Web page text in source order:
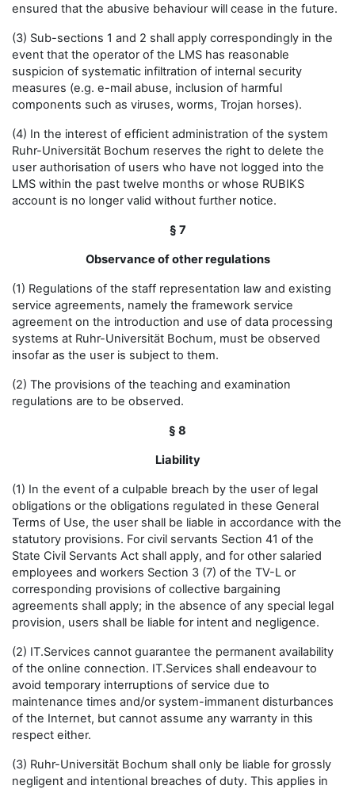
ensured that the abusive behaviour will cease in the future.
(3) Sub-sections 1 and 2 shall apply correspondingly in the
event that the operator of the LMS has reasonable
suspicion of systematic infiltration of internal security
measures (e.g. e-mail abuse, inclusion of harmful
components such as viruses, worms, Trojan horses).
(4) In the interest of efficient administration of the system
Ruhr-Universität Bochum reserves the right to delete the
user authorisation of users who have not logged into the
LMS within the past twelve months or whose RUBIKS
account is no longer valid without further notice.
§ 7
Observance of other regulations
(1) Regulations of the staff representation law and existing
service agreements, namely the framework service
agreement on the introduction and use of data processing
systems at Ruhr-Universität Bochum, must be observed
insofar as the user is subject to them.
(2) The provisions of the teaching and examination
regulations are to be observed.
§ 8
Liability
(1) In the event of a culpable breach by the user of legal
obligations or the obligations regulated in these General
Terms of Use, the user shall be liable in accordance with the
statutory provisions. For civil servants Section 41 of the
State Civil Servants Act shall apply, and for other salaried
employees and workers Section 3 (7) of the TV-L or
corresponding provisions of collective bargaining
agreements shall apply; in the absence of any special legal
provision, users shall be liable for intent and negligence.
(2) IT.Services cannot guarantee the permanent availability
of the online connection. IT.Services shall endeavour to
avoid temporary interruptions of service due to
maintenance times and/or system-immanent disturbances
of the Internet, but cannot assume any warranty in this
respect either.
(3) Ruhr-Universität Bochum shall only be liable for grossly
negligent and intentional breaches of duty. This applies in